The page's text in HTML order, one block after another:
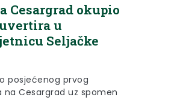
Cesargrad okupio
u
Seljačke
posjećenog prvog
Cesargrad uz spomen